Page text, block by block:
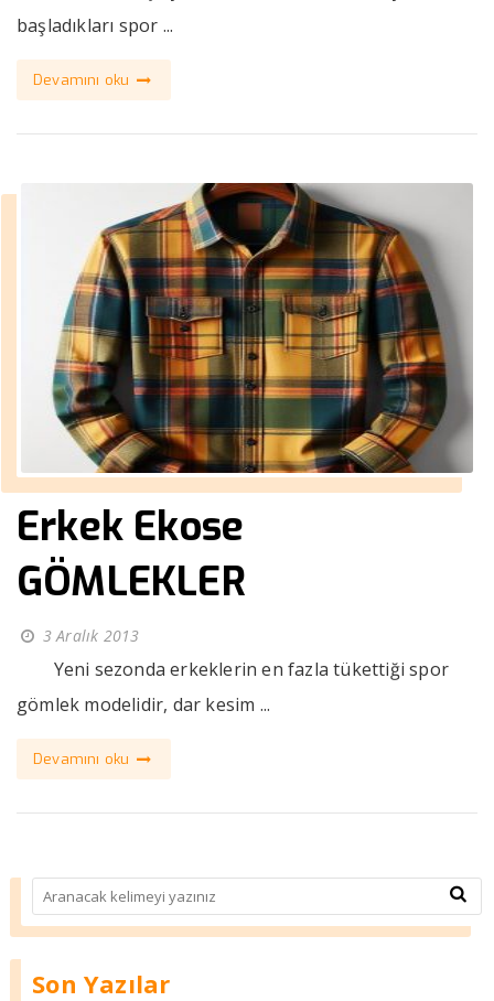
başladıkları spor ...
Devamını oku
Erkek Ekose
GÖMLEKLER
3 Aralık 2013
Yeni sezonda erkeklerin en fazla tükettiği spor
gömlek modelidir, dar kesim ...
Devamını oku
Son Yazılar